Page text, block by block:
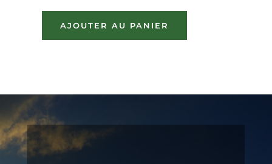
quantité
FL
SANS
ECLAIREUR
DE
PLAQUE,
AJOUTER AU PANIER